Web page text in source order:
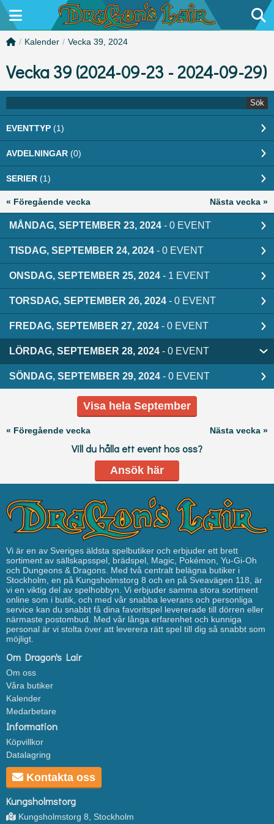
/ Kalender / Vecka 39, 2024
Vecka 39 (2024-09-23 - 2024-09-29)
Sök
EVENTTYP (1)
AVDELNINGAR (0)
SERIER (1)
« Föregående vecka Nästa vecka »
MÅNDAG, SEPTEMBER 23, 2024 - 0 EVENT
TISDAG, SEPTEMBER 24, 2024 - 0 EVENT
ONSDAG, SEPTEMBER 25, 2024 - 1 EVENT
TORSDAG, SEPTEMBER 26, 2024 - 0 EVENT
FREDAG, SEPTEMBER 27, 2024 - 0 EVENT
LÖRDAG, SEPTEMBER 28, 2024 - 0 EVENT
SÖNDAG, SEPTEMBER 29, 2024 - 0 EVENT
Visa hela September
« Föregående vecka Nästa vecka »
Vill du hålla ett event hos oss?
Ansök här
Vi är en av Sveriges äldsta spelbutiker och erbjuder ett brett
sortiment av sällskapsspel, brädspel, Magic, Pokémon, Yu-Gi-Oh
och Dungeons & Dragons. Med två centralt belägna butiker i
Stockholm, en på Kungsholmstorg 8 och en på Sveavägen 118, är
vi en viktig del av spelhobbyn. Vi erbjuder samma stora sortiment
online som i butik, och med vår snabba leverans och personliga
service kan du snabbt få dina favoritspel levererade till dörren eller
närmaste postombud. Med vår långa erfarenhet och kunniga
personal är vi stolta över att leverera rätt spel till dig så snabbt som
möjligt.
Om Dragon's Lair
Om oss
Våra butiker
Kalender
Medarbetare
Information
Köpvillkor
Datalagring
Kontakta oss
Kungsholmstorg
Kungsholmstorg 8, Stockholm